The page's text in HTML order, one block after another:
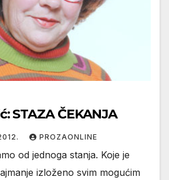
Jagoda Kljaić: STAZA ČEKANJA
PROZAONLINE
od jednoga stanja. Koje je
izloženo svim mogućim